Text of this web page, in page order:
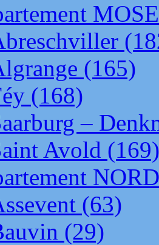
(165)
(168)
–
Avold (169)
NORD
(63)
(29)